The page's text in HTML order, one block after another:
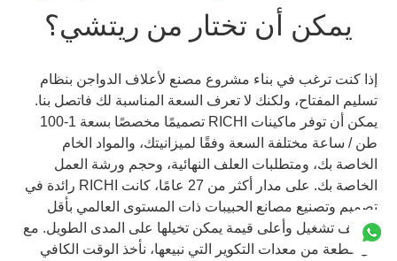
يمكن أن تختار من ريتشي؟
إذا كنت ترغب في بناء مشروع مصنع لأعلاف الدواجن بنظام
تسليم المفتاح، ولكنك لا تعرف السعة المناسبة لك فاتصل بنا.
يمكن أن توفر ماكينات RICHI تصميمًا مخصصًا بسعة 1-100
طن / ساعة مختلفة السعة وفقًا لميزانيتك، والمواد الخام
الخاصة بك، ومتطلبات العلف النهائية، وحجم ورشة العمل
الخاصة بك. على مدار أكثر من 27 عامًا، كانت RICHI رائدة في
تصميم وتصنيع مصانع الحبيبات ذات المستوى العالمي بأقل
تكاليف تشغيل وأعلى قيمة يمكن تخيلها على المدى الطويل. مع
كل قطعة من معدات التكوير التي نبيعها، نأخذ الوقت الكافي